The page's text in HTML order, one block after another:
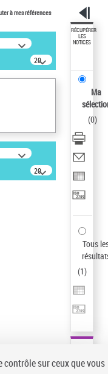
à mes références
20
résultats/page
20
résultats/page
RÉCUPÉRER
LES
NOTICES
Ma
(0)
Tous
(1)
contrôle sur ceux que vous